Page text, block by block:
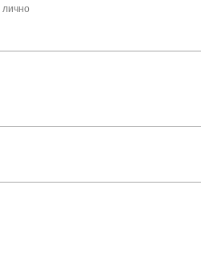
лично